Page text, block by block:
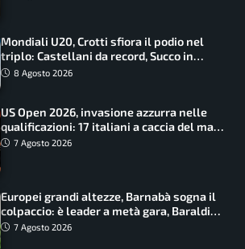
Mondiali U20, Crotti sfiora il podio nel
triplo: Castellani da record, Succo in
finale
8 Agosto 2026
US Open 2026, invasione azzurra nelle
qualificazioni: 17 italiani a caccia del main
draw7 Agosto 2026
Europei grandi altezze, Barnabà sogna il
colpaccio: è leader a metà gara, Baraldi
ancora in corsa
7 Agosto 2026